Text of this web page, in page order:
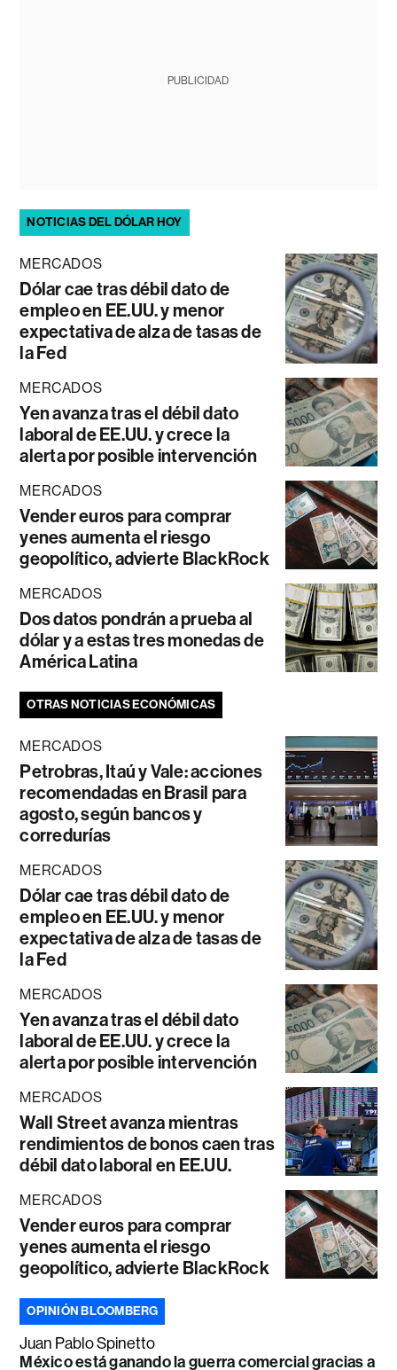
PUBLICIDAD
NOTICIAS DEL DÓLAR HOY
MERCADOS
Dólar cae tras débil dato de
empleo en EE.UU. y menor
expectativa de alza de tasas de
la Fed
MERCADOS
Yen avanza tras el débil dato
laboral de EE.UU. y crece la
alerta por posible intervención
MERCADOS
Vender euros para comprar
yenes aumenta el riesgo
geopolítico, advierte BlackRock
MERCADOS
Dos datos pondrán a prueba al
dólar y a estas tres monedas de
América Latina
OTRAS NOTICIAS ECONÓMICAS
MERCADOS
Petrobras, Itaú y Vale: acciones
recomendadas en Brasil para
agosto, según bancos y
corredurías
MERCADOS
Dólar cae tras débil dato de
empleo en EE.UU. y menor
expectativa de alza de tasas de
la Fed
MERCADOS
Yen avanza tras el débil dato
laboral de EE.UU. y crece la
alerta por posible intervención
MERCADOS
Wall Street avanza mientras
rendimientos de bonos caen tras
débil dato laboral en EE.UU.
MERCADOS
Vender euros para comprar
yenes aumenta el riesgo
geopolítico, advierte BlackRock
OPINIÓN BLOOMBERG
Juan Pablo Spinetto
México está ganando la guerra comercial gracias a